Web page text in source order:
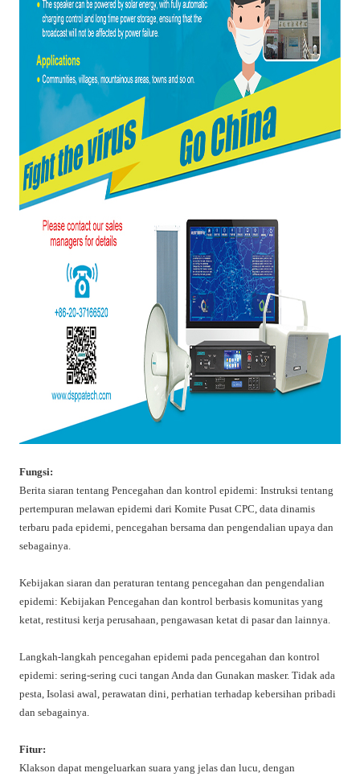
Fungsi:
Berita siaran tentang Pencegahan dan kontrol epidemi: Instruksi tentang
pertempuran melawan epidemi dari Komite Pusat CPC, data dinamis
terbaru pada epidemi, pencegahan bersama dan pengendalian upaya dan
sebagainya.
Kebijakan siaran dan peraturan tentang pencegahan dan pengendalian
epidemi: Kebijakan Pencegahan dan kontrol berbasis komunitas yang
ketat, restitusi kerja perusahaan, pengawasan ketat di pasar dan lainnya.
Langkah-langkah pencegahan epidemi pada pencegahan dan kontrol
epidemi: sering-sering cuci tangan Anda dan Gunakan masker. Tidak ada
pesta, Isolasi awal, perawatan dini, perhatian terhadap kebersihan pribadi
dan sebagainya.
Fitur:
Klakson dapat mengeluarkan suara yang jelas dan lucu, dengan